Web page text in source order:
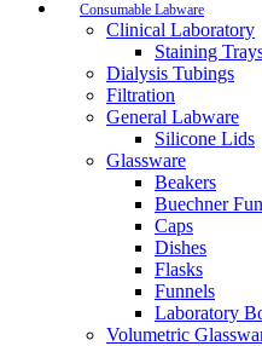
Consumable Labware
Clinical Laboratory
Staining
Dialysis Tubings
Filtration
General Labware
Silicone Lids
Glassware
Beakers
Buechner
Caps
Dishes
Flasks
Funnels
Laboratory
Volumetric